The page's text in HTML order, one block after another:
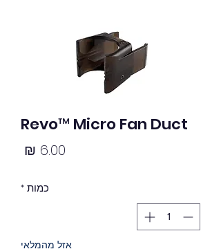
Revo™ Micro Fan Duct
כמות *
אזל מהמלאי